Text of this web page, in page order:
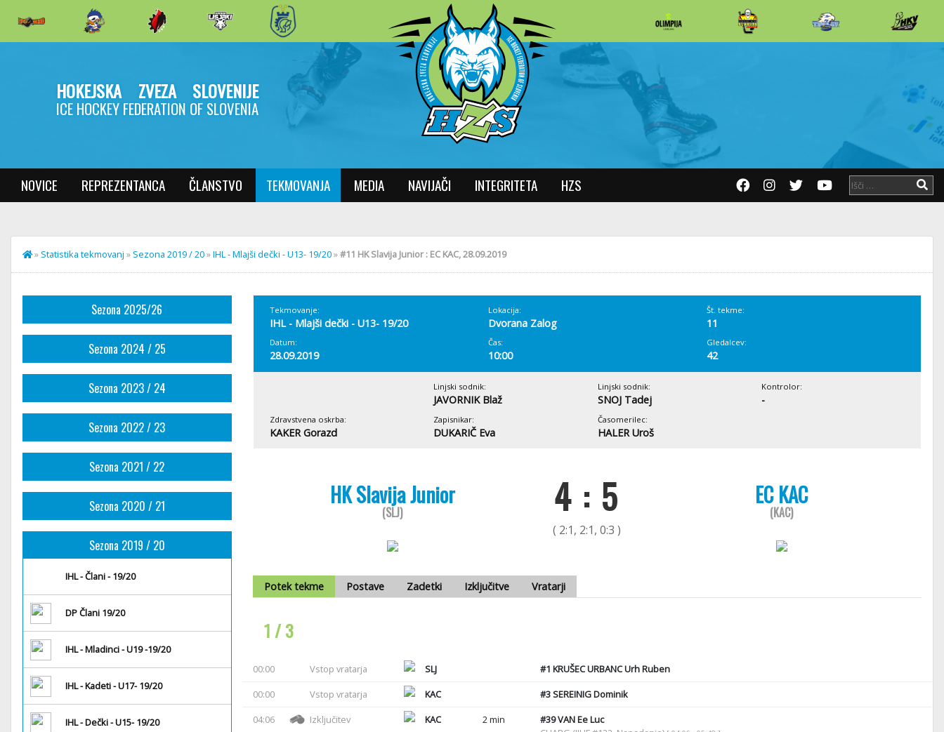
HOKEJSKA ZVEZA SLOVENIJE
ICE HOCKEY FEDERATION OF SLOVENIA
NOVICE REPREZENTANCA ČLANSTVO TEKMOVANJA MEDIA NAVIJAČI INTEGRITETA HZS
» Statistika tekmovanj » Sezona 2019 / 20»IHL - Mlajši dečki - U13- 19/20»#11 HK Slavija Junior : EC KAC, 28.09.2019
Sezona 2025/26
Sezona 2024 / 25
Sezona 2023 / 24
Sezona 2022 / 23
Sezona 2021 / 22
Sezona 2020 / 21
Sezona 2019 / 20
IHL - Člani - 19/20
DP Člani 19/20
IHL - Mladinci - U19 -19/20
IHL - Kadeti - U17- 19/20
IHL - Dečki - U15- 19/20
Tekmovanje:
IHL - Mlajši dečki - U13- 19/20
Lokacija:
Dvorana Zalog
Št. tekme:
11
Datum:
28.09.2019
Čas:
10:00
Gledalcev:
42
Linjski sodnik:
JAVORNIK Blaž
Linjski sodnik:
SNOJ Tadej
Kontrolor:
-
Zdravstvena oskrba:
KAKER Gorazd
Zapisnikar:
DUKARIČ Eva
Časomerilec:
HALER Uroš
HK Slavija Junior
(SLJ) 4 : 5
( 2:1, 2:1, 0:3 )
EC KAC
(KAC)
Potek tekme Postave Zadetki Izključitve Vratarji
1 / 3
00:00 Vstop vratarja SLJ #1 KRUŠEC URBANC Urh Ruben
00:00
Vstop vratarja KAC #3SEREINIG Dominik
04:06
Izključitev KAC 2 min #39VAN Ee Luc